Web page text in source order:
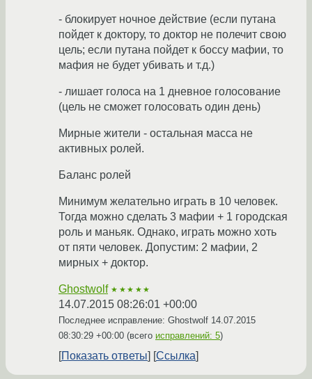
- блокирует ночное действие (если путана
пойдет к доктору, то доктор не полечит свою
цель; если путана пойдет к боссу мафии, то
мафия не будет убивать и т.д.)
- лишает голоса на 1 дневное голосование
(цель не сможет голосовать один день)
Мирные жители - остальная масса не
активных ролей.
Баланс ролей
Минимум желательно играть в 10 человек.
Тогда можно сделать 3 мафии + 1 городская
роль и маньяк. Однако, играть можно хоть
от пяти человек. Допустим: 2 мафии, 2
мирных + доктор.
Ghostwolf ★★★★★
14.07.2015 08:26:01 +00:00
Последнее исправление: Ghostwolf 14.07.2015
08:30:29 +00:00 (всего исправлений: 5)
Показать ответы Ссылка